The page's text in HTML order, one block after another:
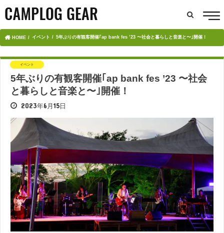
HOME イベント 5年ぶりの有観客開催｢ap bank fes ’23 〜社会と暮らしと音楽と〜｣開催！
イベント
5年ぶりの有観客開催｢ap bank fes ’23 〜社会
と暮らしと音楽と〜｣開催！
2023年6月15日